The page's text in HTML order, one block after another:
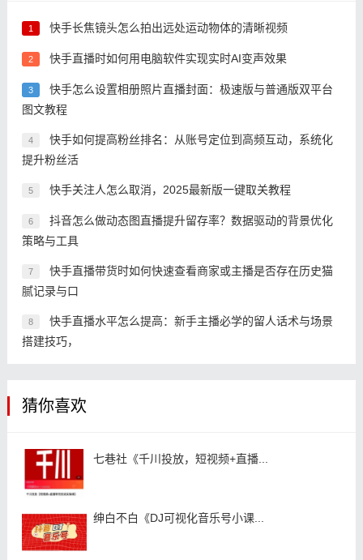
1 快手长焦镜头怎么拍出远处运动物体的清晰视频
2 快手直播时如何用电脑软件实现实时AI变声效果
3
快手怎么设置相册照片直播封面：极速版与普通版双平台
图文教程
4
快手如何提高粉丝排名：从账号定位到高频互动，系统化
提升粉丝活
5 快手关注人怎么取消，2025最新版一键取关教程
6
抖音怎么做动态图直播提升留存率？数据驱动的背景优化
策略与工具
7
快手直播带货时如何快速查看商家或主播是否存在历史猫
腻记录与口
8
快手直播水平怎么提高：新手主播必学的留人话术与场景
搭建技巧，
猜你喜欢
七巷社《千川投放，短视频+直播...
绅白不白《DJ可视化音乐号小课...